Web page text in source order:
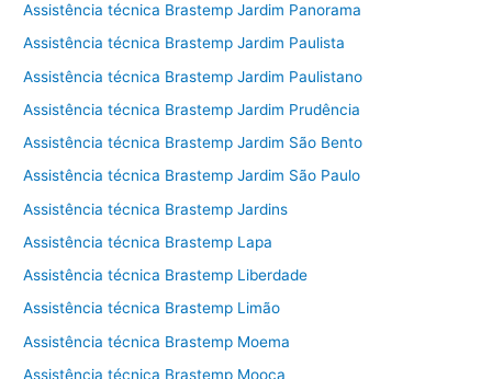
Assistência técnica Brastemp Jardim Panorama
Assistência técnica Brastemp Jardim Paulista
Assistência técnica Brastemp Jardim Paulistano
Assistência técnica Brastemp Jardim Prudência
Assistência técnica Brastemp Jardim São Bento
Assistência técnica Brastemp Jardim São Paulo
Assistência técnica Brastemp Jardins
Assistência técnica Brastemp Lapa
Assistência técnica Brastemp Liberdade
Assistência técnica Brastemp Limão
Assistência técnica Brastemp Moema
Assistência técnica Brastemp Mooca